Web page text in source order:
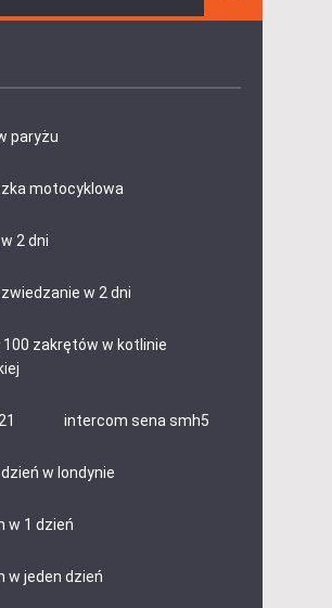
paryżu
motocyklowa
2 dni
w 2 dni
100 zakrętów w kotlinie
intercom sena smh5
w londynie
w 1 dzień
w jeden dzień